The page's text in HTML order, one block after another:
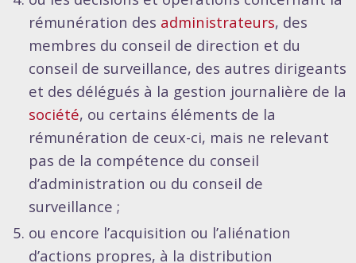
rémunération des administrateurs, des
membres du conseil de direction et du
conseil de surveillance, des autres dirigeants
et des délégués à la gestion journalière de la
société, ou certains éléments de la
rémunération de ceux-ci, mais ne relevant
pas de la compétence du conseil
d’administration ou du conseil de
surveillance ;
ou encore l’acquisition ou l’aliénation
d’actions propres, à la distribution